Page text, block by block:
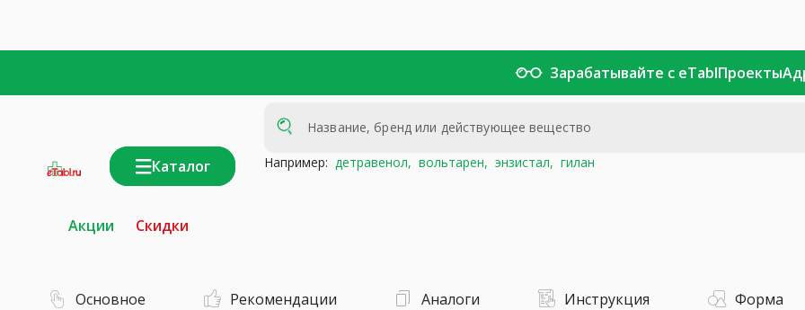
Зарабатывайте с eTablПроекты
Каталог Например: детравенол, вольтарен, энзистал, гилан
Акции Скидки
Основное Рекомендации Аналоги Инструкция Форма